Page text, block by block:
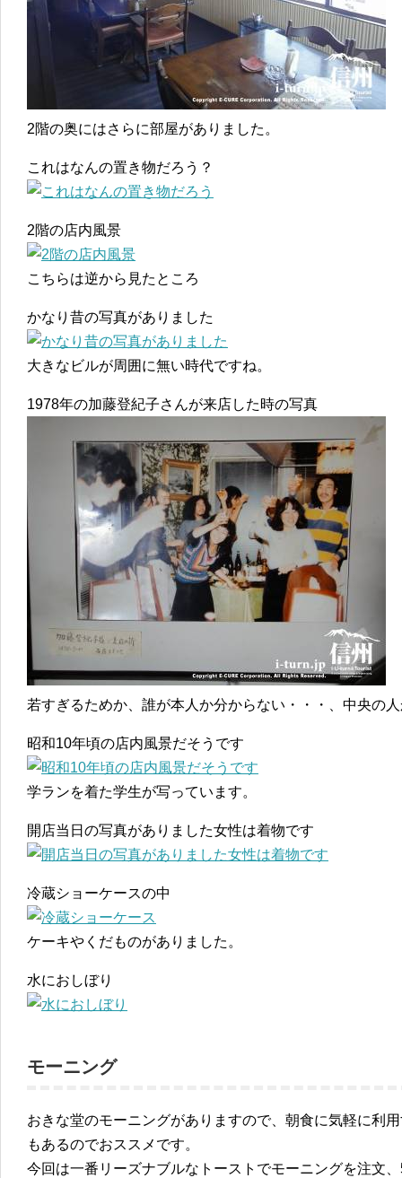
2階の奥にはさらに部屋がありました。
これはなんの置き物だろう？
2階の店内風景
こちらは逆から見たところ
かなり昔の写真がありました
大きなビルが周囲に無い時代ですね。
1978年の加藤登紀子さんが来店した時の写真
若すぎるためか、誰が本人か分からない・・・、中央の
昭和10年頃の店内風景だそうです
学ランを着た学生が写っています。
開店当日の写真がありました女性は着物です
冷蔵ショーケースの中
ケーキやくだものがありました。
水におしぼり
モーニング
おきな堂のモーニングがありますので、朝食に気軽に利
もあるのでおススメです。
今回は一番リーズナブルなトーストでモーニングを注文